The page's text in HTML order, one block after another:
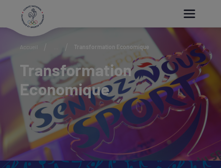
Accueil Transformation Economique
Transformation
Economique
Paramétrer les cookies